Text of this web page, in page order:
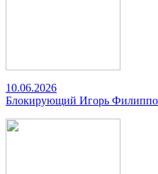
10.06.2026
Блокирующий Игорь